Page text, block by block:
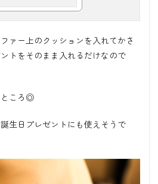
ァー上のクッションを入れてかさ
トをそのまま入れるだけなので
ところ◎
生日プレゼントにも使えそうで